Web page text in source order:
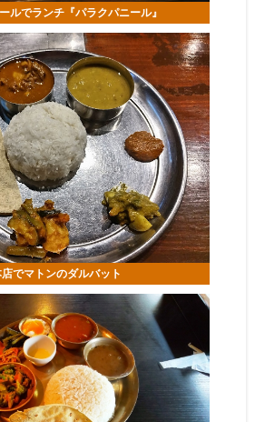
ルでランチ『パラクパニール』
でマトンのダルバット